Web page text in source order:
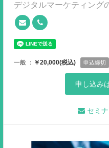
デジタルマーケティング
一般 ： ￥20,000(税込) 申込締切
申し込み
セミ